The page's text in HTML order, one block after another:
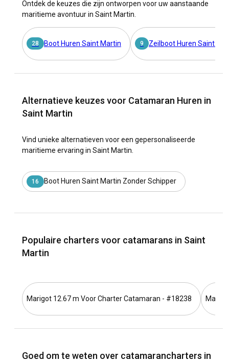
Ontdek de keuzes die zijn ontworpen voor uw aanstaande
maritieme avontuur in Saint Martin.
28 Boot Huren Saint Martin 9 Zeilboot Huren Saint
Alternatieve keuzes voor Catamaran Huren in
Saint Martin
Vind unieke alternatieven voor een gepersonaliseerde
maritieme ervaring in Saint Martin.
16 Boot Huren Saint Martin Zonder Schipper
Populaire charters voor catamarans in Saint
Martin
Marigot 12.67 m Voor Charter Catamaran - #18238
Goed om te weten over catamarancharters in